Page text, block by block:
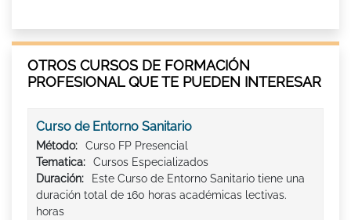
OTROS CURSOS DE FORMACIÓN
PROFESIONAL QUE TE PUEDEN INTERESAR
Curso de Entorno Sanitario
Método:
Curso FP Presencial
Tematica:
Cursos Especializados
Duración:
Este Curso de Entorno Sanitario tiene una
duración total de 160 horas académicas lectivas.
horas